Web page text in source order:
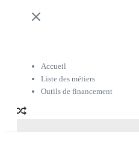
Accueil
Liste des métiers
Outils de financement